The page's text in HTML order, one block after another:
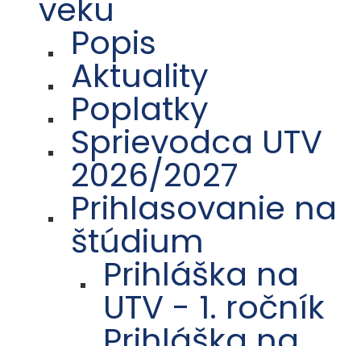
veku
Popis
Aktuality
Poplatky
Sprievodca UTV
2026/2027
Prihlasovanie na
štúdium
Prihláška na
UTV - 1. ročník